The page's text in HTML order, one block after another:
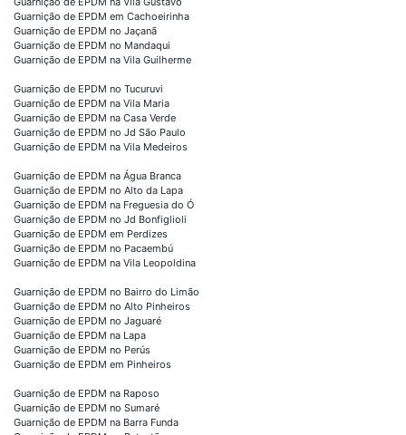
Guarnição de EPDM em Cachoeirinha
Guarnição de EPDM no Jaçanã
Guarnição de EPDM no Mandaqui
Guarnição de EPDM na Vila Guilherme
Guarnição de EPDM no Tucuruvi
Guarnição de EPDM na Vila Maria
Guarnição de EPDM na Casa Verde
Guarnição de EPDM no Jd São Paulo
Guarnição de EPDM na Vila Medeiros
Guarnição de EPDM na Água Branca
Guarnição de EPDM no Alto da Lapa
Guarnição de EPDM na Freguesia do Ó
Guarnição de EPDM no Jd Bonfiglioli
Guarnição de EPDM em Perdizes
Guarnição de EPDM no Pacaembú
Guarnição de EPDM na Vila Leopoldina
Guarnição de EPDM no Bairro do Limão
Guarnição de EPDM no Alto Pinheiros
Guarnição de EPDM no Jaguaré
Guarnição de EPDM na Lapa
Guarnição de EPDM no Perús
Guarnição de EPDM em Pinheiros
Guarnição de EPDM na Raposo
Guarnição de EPDM no Sumaré
Guarnição de EPDM na Barra Funda